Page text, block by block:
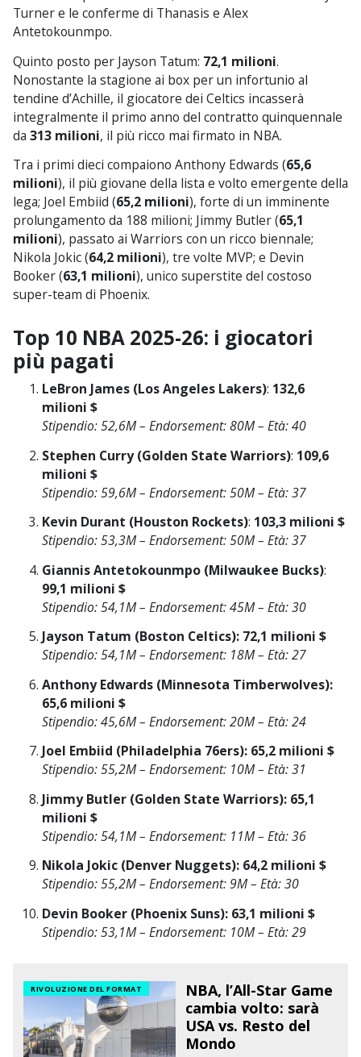
Turner e le conferme di Thanasis e Alex
Antetokounmpo.
Quinto posto per Jayson Tatum: 72,1 milioni.
Nonostante la stagione ai box per un infortunio al
tendine d’Achille, il giocatore dei Celtics incasserà
integralmente il primo anno del contratto quinquennale
da 313 milioni, il più ricco mai firmato in NBA.
Tra i primi dieci compaiono Anthony Edwards (65,6
milioni), il più giovane della lista e volto emergente della
lega; Joel Embiid (65,2 milioni), forte di un imminente
prolungamento da 188 milioni; Jimmy Butler (65,1
milioni), passato ai Warriors con un ricco biennale;
Nikola Jokic (64,2 milioni), tre volte MVP; e Devin
Booker (63,1 milioni), unico superstite del costoso
super-team di Phoenix.
Top 10 NBA 2025-26: i giocatori
più pagati
LeBron James (Los Angeles Lakers): 132,6
milioni $
Stipendio: 52,6M – Endorsement: 80M – Età: 40
Stephen Curry (Golden State Warriors): 109,6
milioni $
Stipendio: 59,6M – Endorsement: 50M – Età: 37
Kevin Durant (Houston Rockets): 103,3 milioni $
Stipendio: 53,3M – Endorsement: 50M – Età: 37
Giannis Antetokounmpo (Milwaukee Bucks):
99,1 milioni $
Stipendio: 54,1M – Endorsement: 45M – Età: 30
Jayson Tatum (Boston Celtics): 72,1 milioni $
Stipendio: 54,1M – Endorsement: 18M – Età: 27
Anthony Edwards (Minnesota Timberwolves):
65,6 milioni $
Stipendio: 45,6M – Endorsement: 20M – Età: 24
Joel Embiid (Philadelphia 76ers): 65,2 milioni $
Stipendio: 55,2M – Endorsement: 10M – Età: 31
Jimmy Butler (Golden State Warriors): 65,1
milioni $
Stipendio: 54,1M – Endorsement: 11M – Età: 36
Nikola Jokic (Denver Nuggets): 64,2 milioni $
Stipendio: 55,2M – Endorsement: 9M – Età: 30
Devin Booker (Phoenix Suns): 63,1 milioni $
Stipendio: 53,1M – Endorsement: 10M – Età: 29
RIVOLUZIONE DEL FORMAT
NBA, l’All-Star Game
cambia volto: sarà
USA vs. Resto del
Mondo